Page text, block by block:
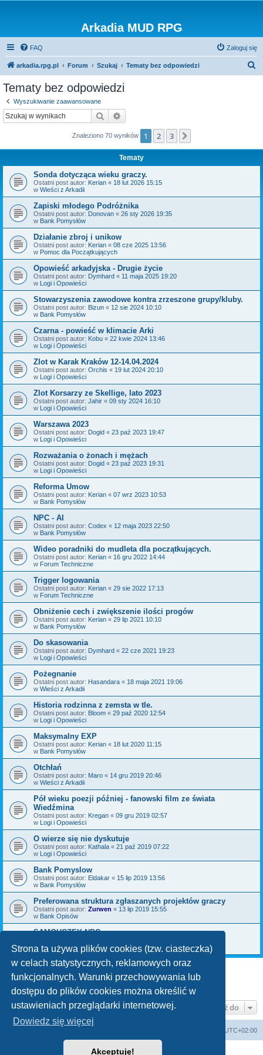
Strona ta używa plików cookies (tzw. ciasteczka)
w celach statystycznych, reklamowych oraz
funkcjonalnych. Warunki przechowywania lub
dostępu do plików cookies można określić w
ustawieniach przeglądarki internetowej.
Dowiedz się więcej
Akceptuję!
Arkadia MUD RPG
FAQ Zaloguj się
arkadia.rpg.pl Forum Szukaj Tematy bez odpowiedzi
Tematy bez odpowiedzi
Wyszukiwanie zaawansowane
Szukaj
Znaleziono 70 wyników 1 2 3
Tematy
Sonda dotycząca wieku graczy.
Ostatni post autor: Kerian « 18 lut 2026 15:15
w Wieści z Arkadii
Zapiski młodego Podróżnika
Ostatni post autor: Donovan « 26 sty 2026 19:35
w Bank Pomysłów
Działanie zbroj i unikow
Ostatni post autor: Kerian « 08 cze 2025 13:56
w Pomoc dla Początkujących
Opowieść arkadyjska - Drugie życie
Ostatni post autor: Dymhard « 11 maja 2025 19:20
w Logi i Opowieści
Stowarzyszenia zawodowe kontra zrzeszone grupy/kluby.
Ostatni post autor: Bizun « 12 sie 2024 10:10
w Bank Pomysłów
Czarna - powieść w klimacie Arki
Ostatni post autor: Kobu « 22 kwie 2024 13:46
w Logi i Opowieści
Zlot w Karak Kraków 12-14.04.2024
Ostatni post autor: Orchis « 19 lut 2024 20:10
w Logi i Opowieści
Zlot Korsarzy ze Skellige, lato 2023
Ostatni post autor: Jahir « 09 sty 2024 16:10
w Logi i Opowieści
Warszawa 2023
Ostatni post autor: Dogid « 23 paź 2023 19:47
w Logi i Opowieści
Rozważania o żonach i mężach
Ostatni post autor: Dogid « 23 paź 2023 19:31
w Logi i Opowieści
Reforma Umow
Ostatni post autor: Kerian « 07 wrz 2023 10:53
w Bank Pomysłów
NPC - AI
Ostatni post autor: Codex « 12 maja 2023 22:50
w Bank Pomysłów
Wideo poradniki do mudleta dla początkujących.
Ostatni post autor: Kerian « 16 gru 2022 14:44
w Forum Techniczne
Trigger logowania
Ostatni post autor: Kerian « 29 sie 2022 17:13
w Forum Techniczne
Obniżenie cech i zwiększenie ilości progów
Ostatni post autor: Kerian « 29 lip 2021 10:10
w Bank Pomysłów
Do skasowania
Ostatni post autor: Dymhard « 22 cze 2021 19:23
w Logi i Opowieści
Pożegnanie
Ostatni post autor: Hasandara « 18 maja 2021 19:06
w Wieści z Arkadii
Historia rodzinna z zemsta w tle.
Ostatni post autor: Bloom « 29 paź 2020 12:54
w Logi i Opowieści
Maksymalny EXP
Ostatni post autor: Kerian « 18 lut 2020 11:15
w Bank Pomysłów
Otchłań
Ostatni post autor: Maro « 14 gru 2019 20:46
w Wieści z Arkadii
Pół wieku poezji później - fanowski film ze świata
Wiedźmina
Ostatni post autor: Kregan « 09 gru 2019 02:57
w Logi i Opowieści
O wierze się nie dyskutuje
Ostatni post autor: Kathala « 21 paź 2019 07:22
w Logi i Opowieści
Bank Pomyslow
Ostatni post autor: Eldakar « 15 lip 2019 13:56
w Bank Pomysłów
Preferowana struktura zgłaszanych projektów graczy
Ostatni post autor: Zurwen « 13 lip 2019 15:55
w Bank Opisów
SAMOUCZEK NPC
w Bank Pomysłów
Znaleziono 70 wyników 2
Przejdź do
UTC+02:00
Technologię dostarczaphpBB® Forum Software © phpBB Limited